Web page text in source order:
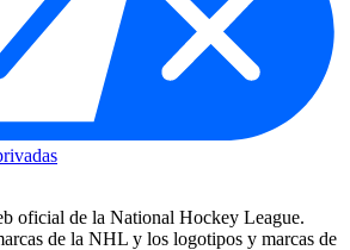
oficial de la National Hockey League.
de la NHL y los logotipos y marcas de